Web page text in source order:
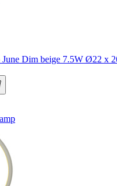
Dim beige 7.5W Ø22 x